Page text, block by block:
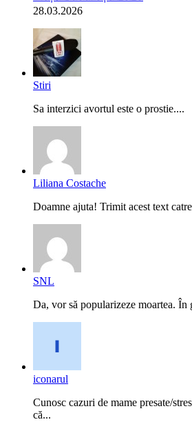
28.03.2026
Stiri
Sa interzici avortul este o prostie....
Liliana Costache
Doamne ajuta! Trimit acest text
SNL
Da, vor să popularizeze moartea. În
iconarul
Cunosc cazuri de mame presate/
că...